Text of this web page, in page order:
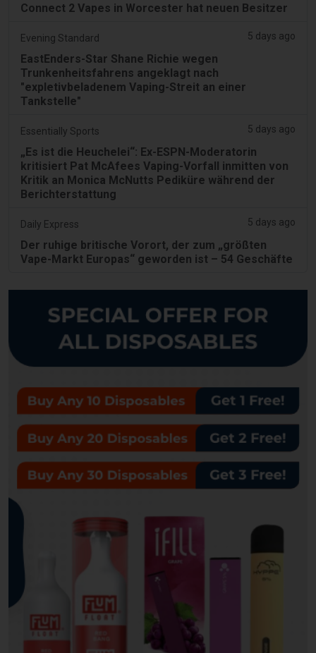
Connect 2 Vapes in Worcester hat neuen Besitzer
Evening Standard 5 days ago
EastEnders-Star Shane Richie wegen
Trunkenheitsfahrens angeklagt nach
"expletivbeladenem Vaping-Streit an einer
Tankstelle"
Essentially Sports 5 days ago
„Es ist die Heuchelei“: Ex-ESPN-Moderatorin
kritisiert Pat McAfees Vaping-Vorfall inmitten von
Kritik an Monica McNutts Pediküre während der
Berichterstattung
Daily Express 5 days ago
Der ruhige britische Vorort, der zum „größten
Vape-Markt Europas“ geworden ist – 54 Geschäfte